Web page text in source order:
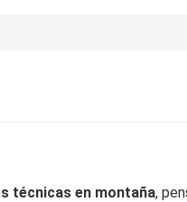
técnicas en montaña,